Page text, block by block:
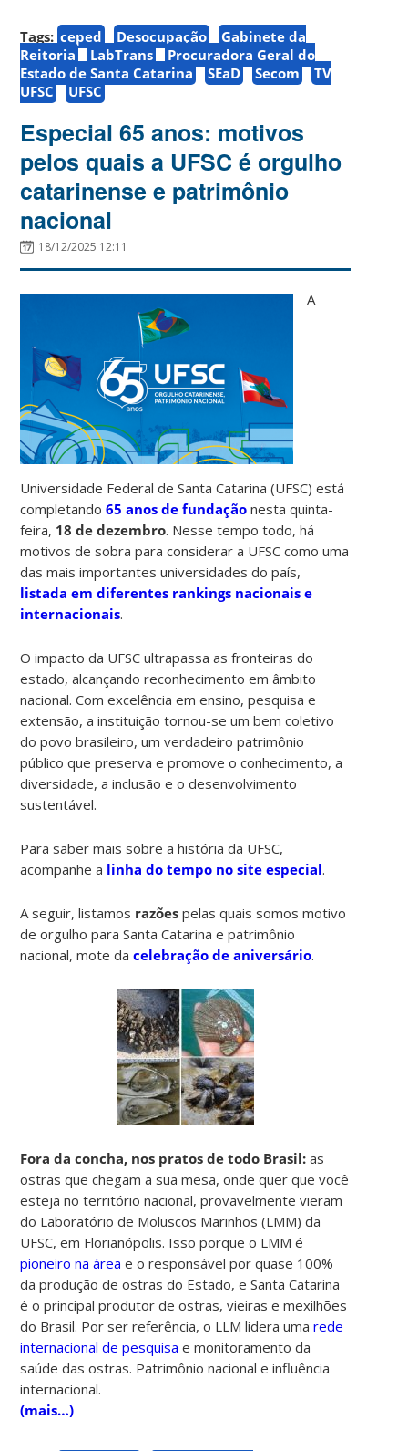
Tags: ceped Desocupação
Gabinete da
Reitoria
LabTrans
Procuradora Geral do
Estado de Santa Catarina
SEaD Secom
TV
UFSC
UFSC
Especial 65 anos: motivos
pelos quais a UFSC é orgulho
catarinense e patrimônio
nacional
18/12/2025 12:11
A
Universidade Federal de Santa Catarina (UFSC) está
completando65 anos de fundação nesta quinta-
feira, 18 de dezembro. Nesse tempo todo, há
motivos de sobra para considerar a UFSC como uma
das mais importantes universidades do país,
listada em diferentes rankings nacionais e
internacionais.
O impacto da UFSC ultrapassa as fronteiras do
estado, alcançando reconhecimento em âmbito
nacional. Com excelência em ensino, pesquisa e
extensão, a instituição tornou-se um bem coletivo
do povo brasileiro, um verdadeiro patrimônio
público que preserva e promove o conhecimento, a
diversidade, a inclusão e o desenvolvimento
sustentável.
Para saber mais sobre a história da UFSC,
acompanhe a linha do tempo no site especial.
A seguir, listamos razões pelas quais somos motivo
de orgulho para Santa Catarina e patrimônio
nacional, mote dacelebração de aniversário.
Fora da concha, nos pratos de todo Brasil:as
ostras que chegam a sua mesa, onde quer que você
esteja no território nacional, provavelmente vieram
do Laboratório de Moluscos Marinhos (LMM) da
UFSC, em Florianópolis. Isso porque o LMM é
pioneiro na área e o responsável por quase 100%
da produção de ostras do Estado, e Santa Catarina
é o principal produtor de ostras, vieiras e mexilhões
do Brasil. Por ser referência, o LLM lidera uma rede
internacional de pesquisa e monitoramento da
saúde das ostras. Patrimônio nacional e influência
internacional.
(mais…)